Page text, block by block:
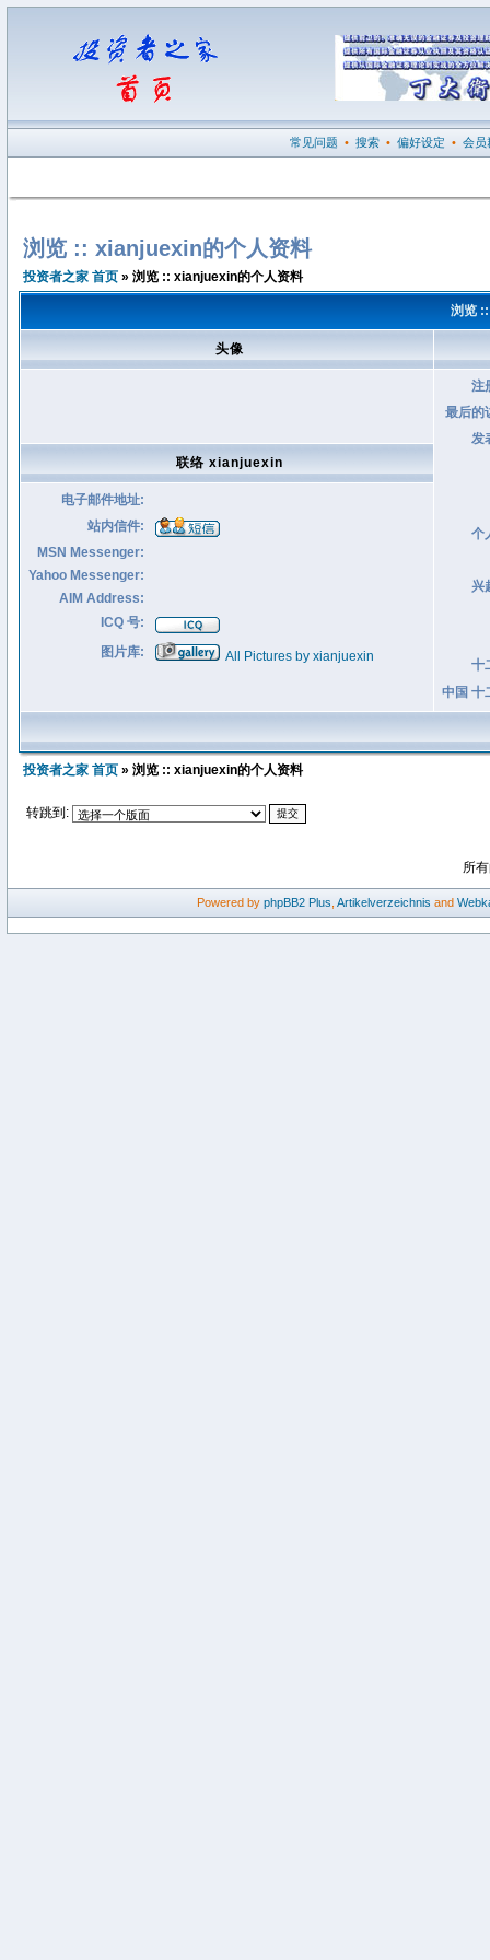
常见问题 • 搜索 • 偏好设定 • 会员
浏览 :: xianjuexin的个人资料
投资者之家 首页 » 浏览 :: xianjuexin的个人资料
浏览
头像
注
最后的
发
个
兴
十
中国 十
联络 xianjuexin
电子邮件地址:
站内信件:
MSN Messenger:
Yahoo Messenger:
AIM Address:
ICQ 号:
图片库:
All Pictures by xianjuexin
投资者之家 首页 » 浏览 :: xianjuexin的个人资料
转跳到:
所
Powered by phpBB2 Plus Artikelverzeichnis and